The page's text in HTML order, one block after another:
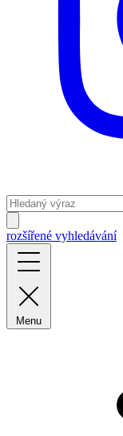
rozšířené vyhledávání
Menu